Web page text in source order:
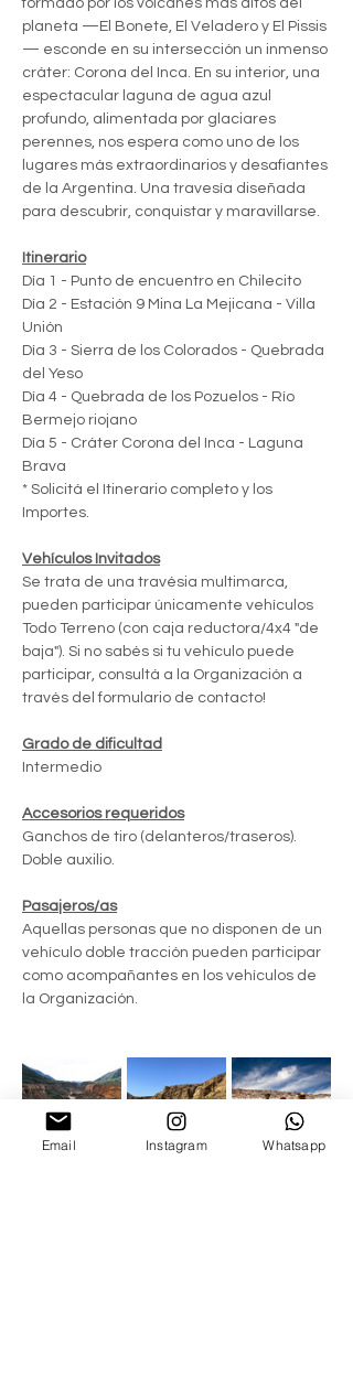
formado por los volcanes más altos del
planeta —El Bonete, El Veladero y El Pissis
— esconde en su intersección un inmenso
cráter: Corona del Inca. En su interior, una
espectacular laguna de agua azul
profundo, alimentada por glaciares
perennes, nos espera como uno de los
lugares más extraordinarios y desafiantes
de la Argentina. Una travesía diseñada
para descubrir, conquistar y maravillarse.
Itinerario
Día 1 - Punto de encuentro en Chilecito
Día 2 - Estación 9 Mina La Mejicana - Villa
Unión
Día 3 - Sierra de los Colorados - Quebrada
del Yeso
Día 4 - Quebrada de los Pozuelos - Río
Bermejo riojano
Día 5 - Cráter Corona del Inca - Laguna
Brava
* Solicitá el Itinerario completo y los
Importes.
Vehículos Invitados
Se trata de una travésia multimarca,
pueden participar únicamente vehículos
Todo Terreno (con caja reductora/4x4 "de
baja"). Si no sabés si tu vehículo puede
participar, consultá a la Organización a
través del formulario de contacto!
Grado de dificultad
Intermedio
Accesorios requeridos
Ganchos de tiro (delanteros/traseros).
Doble auxilio.
Pasajeros/as
Aquellas personas que no disponen de un
vehículo doble tracción pueden participar
como acompañantes en los vehículos de
la Organización.
Email Instagram Whatsapp